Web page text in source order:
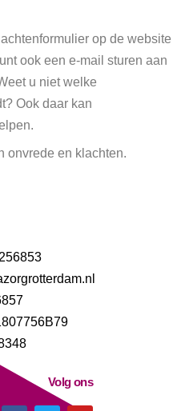
op de website
ook een e-mail sturen aan
u niet welke
Ook daar kan
onvrede en klachten.
Volg ons